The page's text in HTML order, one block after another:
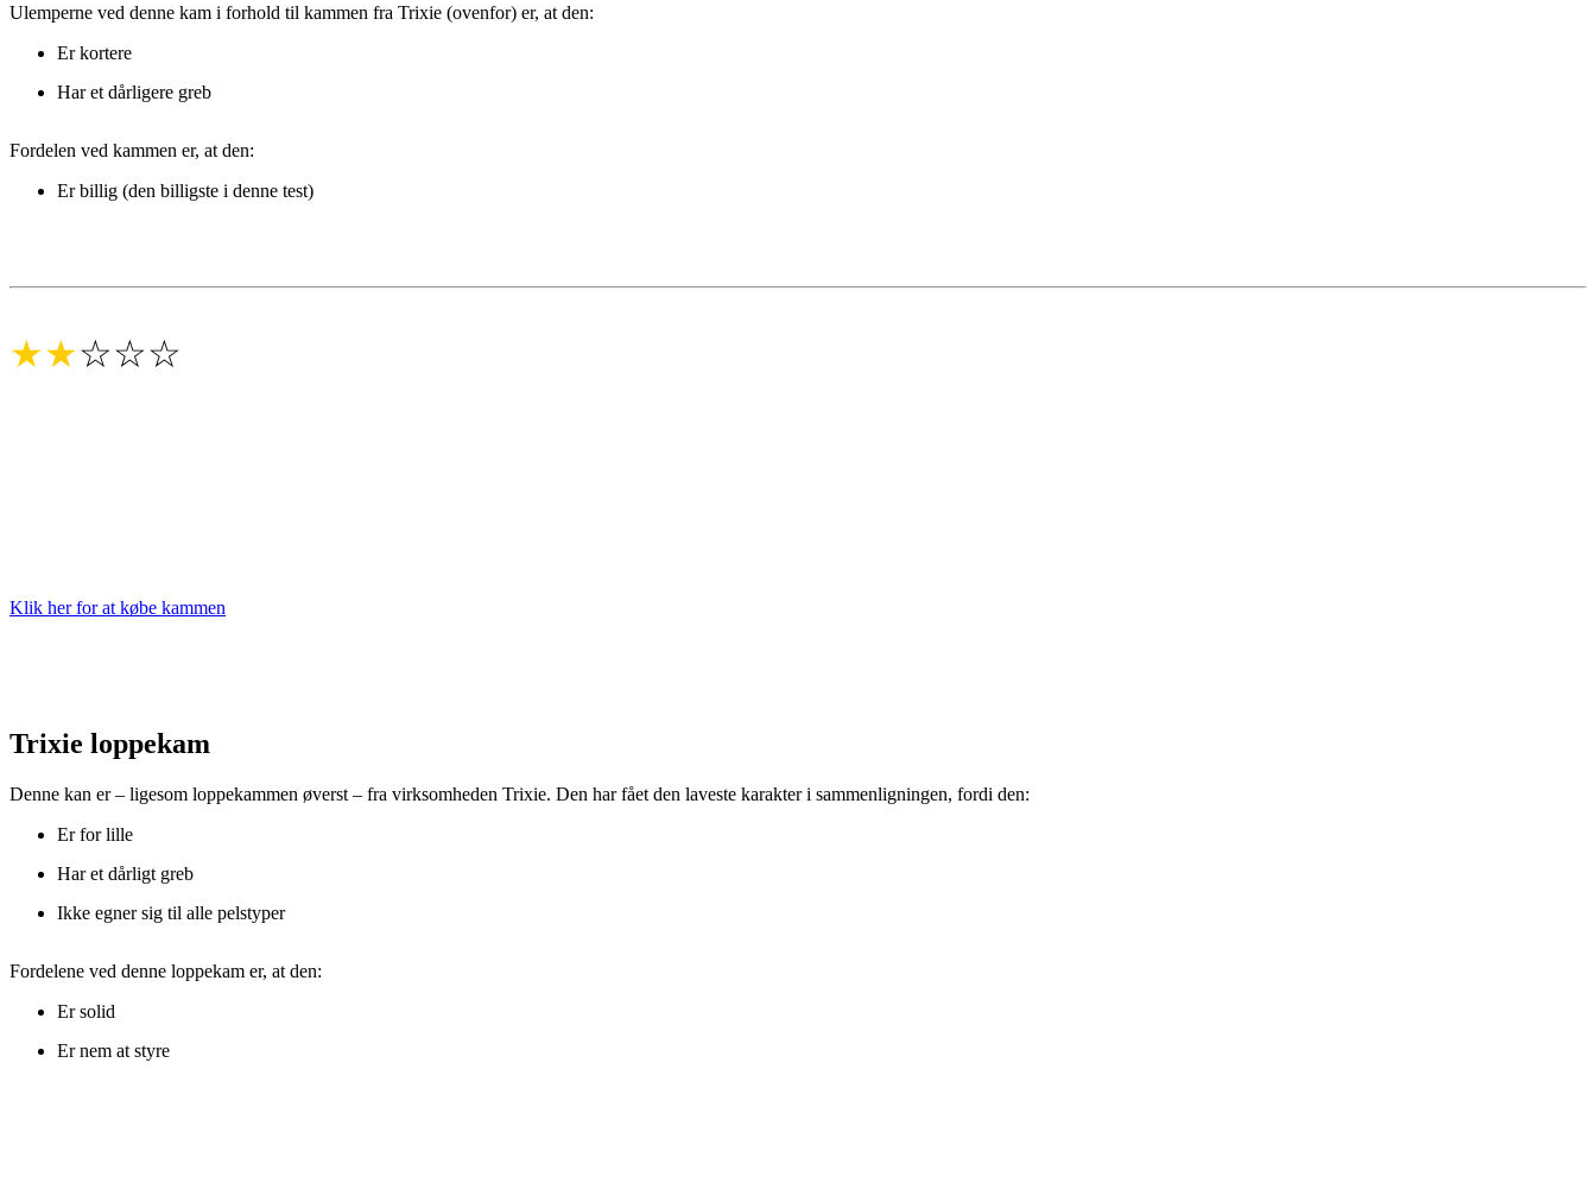
Ulemperne ved denne kam i forhold til kammen fra Trixie (ovenfor) er, at den:
Er kortere
Har et dårligere greb
Fordelen ved kammen er, at den:
Er billig (den billigste i denne test)
★★☆☆☆
Klik her for at købe kammen
Trixie loppekam
Denne kan er – ligesom loppekammen øverst – fra virksomheden Trixie. Den har fået den laveste karakter i sammenligningen, fordi den:
Er for lille
Har et dårligt greb
Ikke egner sig til alle pelstyper
Fordelene ved denne loppekam er, at den:
Er solid
Er nem at styre